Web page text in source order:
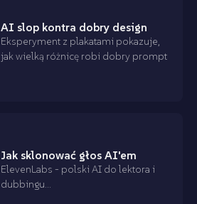
AI slop kontra dobry design
Eksperyment z plakatami pokazuje,
jak wielką różnicę robi dobry prompt
Jak sklonować głos AI'em
ElevenLabs - polski AI do lektora i
dubbingu...